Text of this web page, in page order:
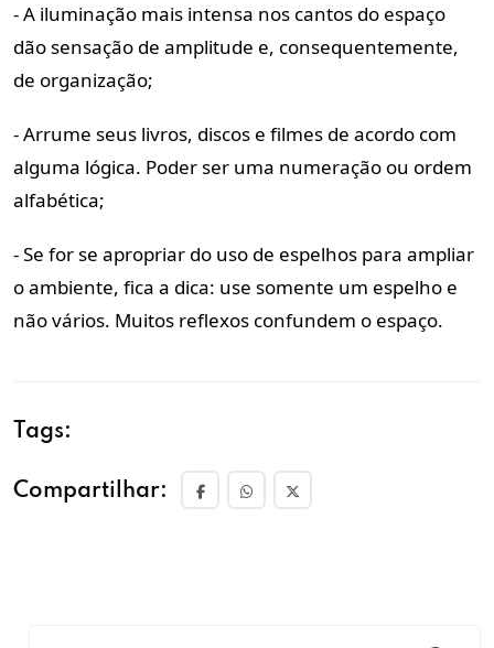
- A iluminação mais intensa nos cantos do espaço
dão sensação de amplitude e, consequentemente,
de organização;
- Arrume seus livros, discos e filmes de acordo com
alguma lógica. Poder ser uma numeração ou ordem
alfabética;
- Se for se apropriar do uso de espelhos para ampliar
o ambiente, fica a dica: use somente um espelho e
não vários. Muitos reflexos confundem o espaço.
Tags:
Compartilhar: